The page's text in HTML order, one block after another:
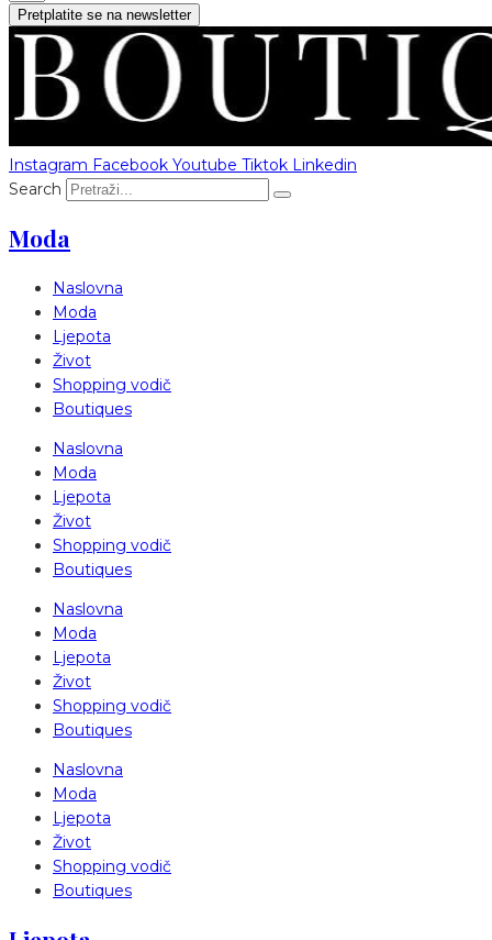
Pretplatite se na newsletter
Instagram Facebook Youtube Tiktok Linkedin
Search
Moda
Naslovna
Moda
Ljepota
Život
Shopping vodič
Boutiques
Naslovna
Moda
Ljepota
Život
Shopping vodič
Boutiques
Naslovna
Moda
Ljepota
Život
Shopping vodič
Boutiques
Naslovna
Moda
Ljepota
Život
Shopping vodič
Boutiques